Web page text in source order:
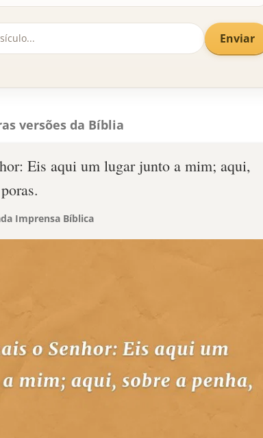
Enviar
versões da Bíblia
Eis aqui um lugar junto a mim; aqui,
Imprensa Bíblica